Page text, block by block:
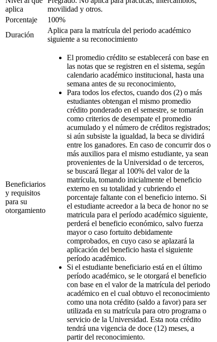
aplica
movilidad y otros.
Porcentaje
100%
Duración
Aplica para la matrícula del periodo académico
siguiente a su reconocimiento
Beneficiarios
y requisitos
para su
otorgamiento
El promedio crédito se establecerá con base en
las notas que se registren en el sistema, según
calendario académico institucional, hasta una
semana antes de su reconocimiento,
Para todos los efectos, cuando dos (2) o más
estudiantes obtengan el mismo promedio
crédito ponderado en el semestre, se tomarán
como criterios de desempate el promedio
acumulado y el número de créditos registrados;
si aún subsiste la igualdad, la beca se dividirá
entre los ganadores. En caso de concurrir dos o
más auxilios para el mismo estudiante, ya sean
provenientes de la Universidad o de terceros,
se buscará llegar al 100% del valor de la
matrícula, tomando inicialmente el beneficio
externo en su totalidad y cubriendo el
porcentaje faltante con el beneficio interno. Si
el estudiante acreedor a la beca de honor no se
matricula para el período académico siguiente,
perderá el beneficio económico, salvo fuerza
mayor o caso fortuito debidamente
comprobados, en cuyo caso se aplazará la
aplicación del beneficio hasta el siguiente
período académico.
Si el estudiante beneficiario está en el último
período académico, se le otorgará el beneficio
con base en el valor de la matrícula del periodo
académico en el cual obtuvo el reconocimiento
como una nota crédito (saldo a favor) para ser
utilizada en su matrícula para otro programa o
servicio de la Universidad. Esta nota crédito
tendrá una vigencia de doce (12) meses, a
partir del reconocimiento.